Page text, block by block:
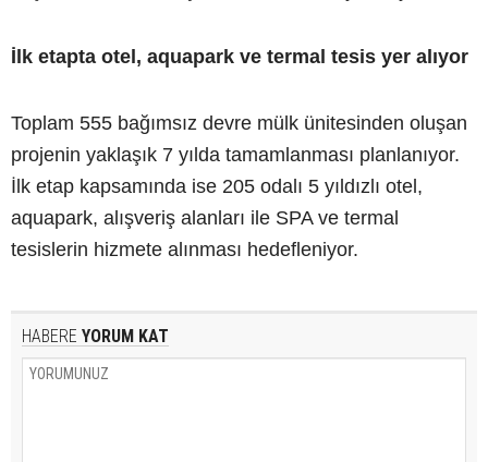
İlk etapta otel, aquapark ve termal tesis yer alıyor
Toplam 555 bağımsız devre mülk ünitesinden oluşan
projenin yaklaşık 7 yılda tamamlanması planlanıyor.
İlk etap kapsamında ise 205 odalı 5 yıldızlı otel,
aquapark, alışveriş alanları ile SPA ve termal
tesislerin hizmete alınması hedefleniyor.
HABERE YORUM KAT